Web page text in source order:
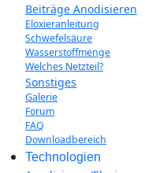
Beiträge Anodisieren
Eloxieranleitung
Schwefelsäure
Wasserstoffmenge
Welches Netzteil?
Sonstiges
Galerie
Forum
FAQ
Downloadbereich
Technologien